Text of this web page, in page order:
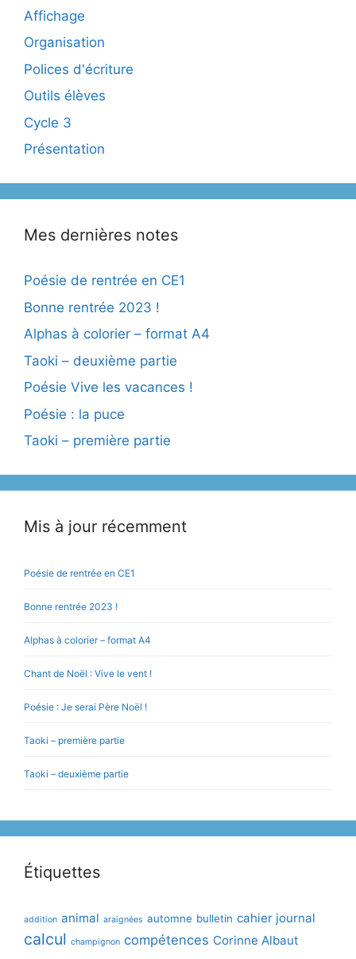
Affichage
Organisation
Polices d'écriture
Outils élèves
Cycle 3
Présentation
Mes dernières notes
Poésie de rentrée en CE1
Bonne rentrée 2023 !
Alphas à colorier – format A4
Taoki – deuxième partie
Poésie Vive les vacances !
Poésie : la puce
Taoki – première partie
Mis à jour récemment
Poésie de rentrée en CE1
Bonne rentrée 2023 !
Alphas à colorier – format A4
Chant de Noël : Vive le vent !
Poésie : Je serai Père Noël !
Taoki – première partie
Taoki – deuxième partie
Étiquettes
addition animal araignées automne bulletin cahier journal
calcul champignon compétences Corinne Albaut